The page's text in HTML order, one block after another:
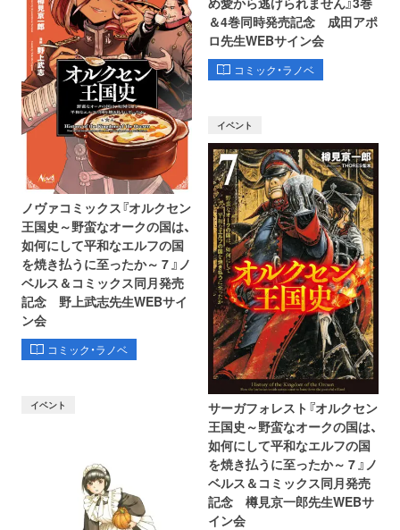
＆4巻同時発売記念 成田アポ
ロ先生WEBサイン会
コミック・ラノベ
ノヴァコミックス『オルクセン
王国史～野蛮なオークの国は、
如何にして平和なエルフの国
を焼き払うに至ったか～ 7 』ノ
ベルス＆コミックス同月発売
記念 野上武志先生WEBサイ
ン会
コミック・ラノベ
イベント
サーガフォレスト『オルクセン
王国史～野蛮なオークの国は、
如何にして平和なエルフの国
を焼き払うに至ったか～ 7 』ノ
ベルス＆コミックス同月発売
記念 樽見京一郎先生WEBサ
イン会
イベント